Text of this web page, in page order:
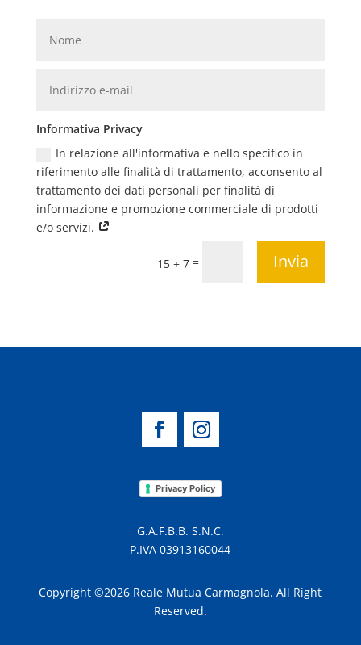
Informativa Privacy
In relazione all'informativa e nello specifico in
riferimento alle finalità di trattamento, acconsento al
trattamento dei dati personali per finalità di
informazione e promozione commerciale di prodotti
e/o servizi.
15 + 7 = Invia
Privacy Policy
G.A.F.B.B. S.N.C.
P.IVA 03913160044
Copyright ©2026 Reale Mutua Carmagnola. All Right
Reserved.